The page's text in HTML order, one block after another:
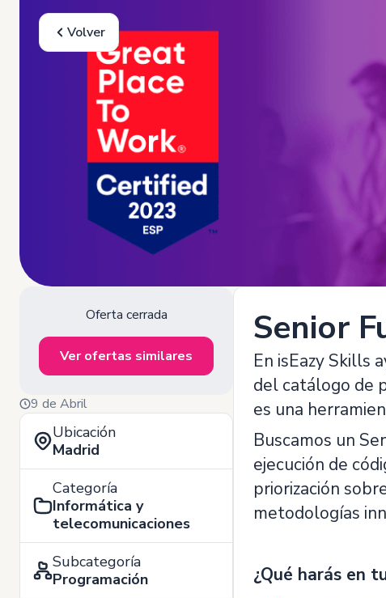
Volver
Oferta cerrada
Ver ofertas similares
9 de Abril
Ubicación
Madrid
Categoría
Informática y
telecomunicaciones
Subcategoría
Programación
Senior
En isEazy Skills
del catálogo de
es una
Buscamos un
ejecución de
priorización
metodologías
¿Qué harás en